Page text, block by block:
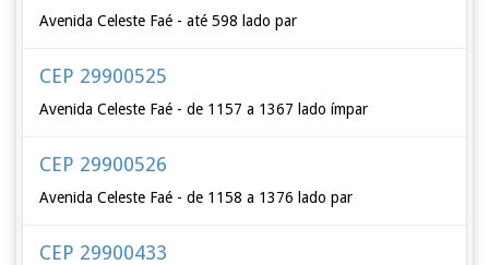
Avenida Celeste Faé - até 598 lado par
CEP 29900525
Avenida Celeste Faé - de 1157 a 1367 lado ímpar
CEP 29900526
Avenida Celeste Faé - de 1158 a 1376 lado par
CEP 29900433